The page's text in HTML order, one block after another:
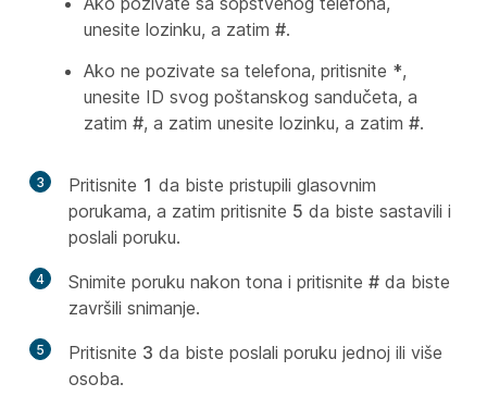
unesite lozinku, a zatim #.
Ako ne pozivate sa telefona, pritisnite *,
unesite ID svog poštanskog sandučeta, a
zatim #, a zatim unesite lozinku, a zatim #.
3 Pritisnite 1 da biste pristupili glasovnim
porukama, a zatim pritisnite 5 da biste sastavili i
poslali poruku.
4 Snimite poruku nakon tona i pritisnite # da biste
završili snimanje.
5 Pritisnite 3 da biste poslali poruku jednoj ili više
osoba.